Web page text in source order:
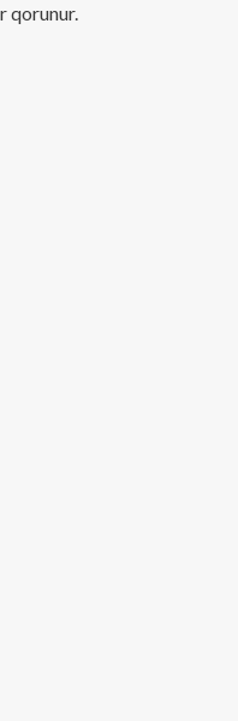
qorunur.